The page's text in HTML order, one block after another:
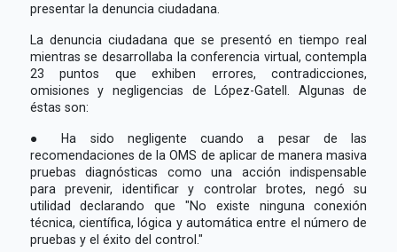
presentar la denuncia ciudadana.
La denuncia ciudadana que se presentó en tiempo real
mientras se desarrollaba la conferencia virtual, contempla
23 puntos que exhiben errores, contradicciones,
omisiones y negligencias de López-Gatell. Algunas de
éstas son:
● Ha sido negligente cuando a pesar de las
recomendaciones de la OMS de aplicar de manera masiva
pruebas diagnósticas como una acción indispensable
para prevenir, identificar y controlar brotes, negó su
utilidad declarando que "No existe ninguna conexión
técnica, científica, lógica y automática entre el número de
pruebas y el éxito del control."